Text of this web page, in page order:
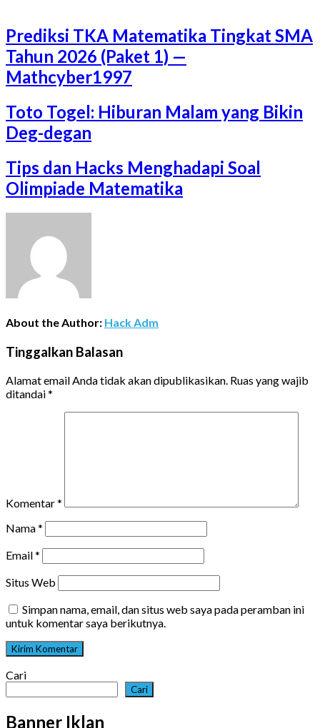
Prediksi TKA Matematika Tingkat SMA
Tahun 2026 (Paket 1) —
Mathcyber1997
Toto Togel: Hiburan Malam yang Bikin
Deg-degan
Tips dan Hacks Menghadapi Soal
Olimpiade Matematika
About the Author: Hack Adm
Tinggalkan Balasan
Alamat email Anda tidak akan dipublikasikan. Ruas yang wajib
ditandai*
Komentar*
Nama*
Email*
Situs Web
Simpan nama, email, dan situs web saya pada peramban ini
untuk komentar saya berikutnya.
Cari
Cari
Banner Iklan